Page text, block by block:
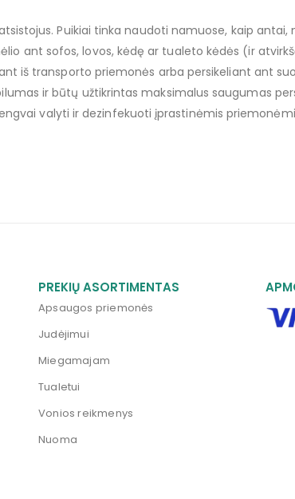
Puikiai tinka naudoti namuose, kaip
ant sofos, lovos, kėdę ar tualeto kėdės (ir
iš transporto priemonės arba persikeliant ant
ir būtų užtikrintas maksimalus saugumas
valyti ir dezinfekuoti įprastinėmis
PREKIŲ ASORTIMENTAS
Apsaugos priemonės
Judėjimui
Miegamajam
Tualetui
Vonios reikmenys
Nuoma